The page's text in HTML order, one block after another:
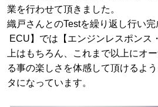
業を行わせて頂きました。
織戸さんとのTestを繰り返し行い
ECU】では【エンジンレスポンス
上はもちろん、これまで以上にオ
る事の楽しさを体感して頂けるよ
タになっています。